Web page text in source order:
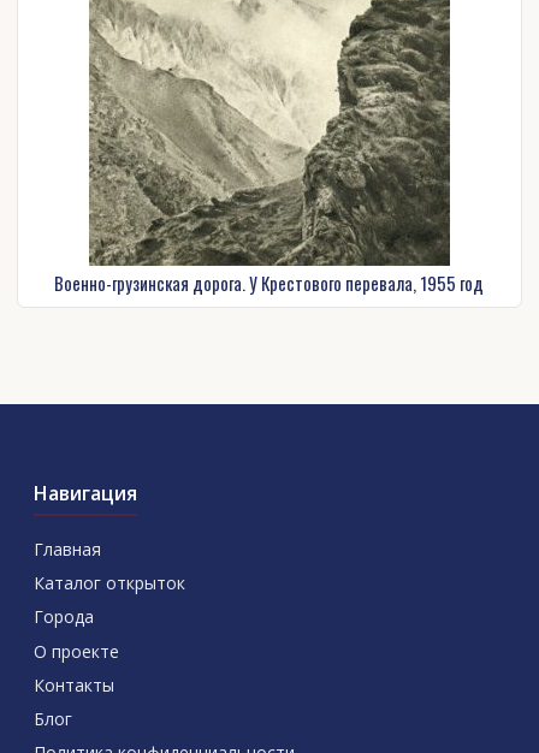
Военно-грузинская дорога. У Крестового перевала, 1955 год
Навигация
Главная
Каталог открыток
Города
О проекте
Контакты
Блог